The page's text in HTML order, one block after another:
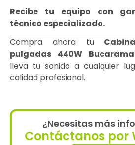
Recibe tu equipo con
técnico especializado.
Compra ahora tu
pulgadas 440W
lleva tu sonido a cualquier
calidad profesional.
¿Necesitas más
Contáctanos por